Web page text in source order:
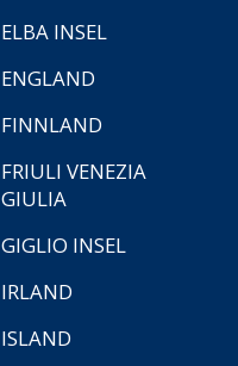
ELBA INSEL
ENGLAND
FINNLAND
FRIULI VENEZIA
GIULIA
GIGLIO INSEL
IRLAND
ISLAND